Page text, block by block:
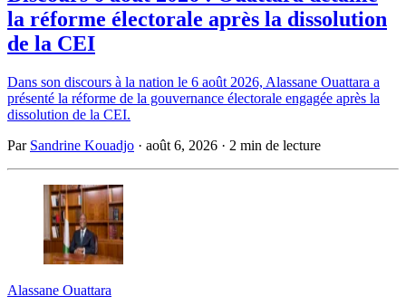
la réforme électorale après la dissolution
de la CEI
Dans son discours à la nation le 6 août 2026, Alassane Ouattara a
présenté la réforme de la gouvernance électorale engagée après la
dissolution de la CEI.
Par Sandrine Kouadjo · août 6, 2026 · 2 min de lecture
Alassane Ouattara